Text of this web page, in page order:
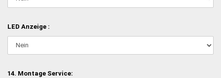
LED Anzeige :
14. Montage Service: